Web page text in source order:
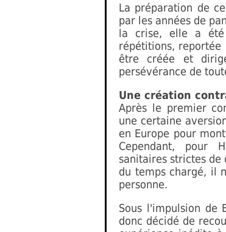
La préparation de
par les années de
la crise, elle a été
répétitions, reportée
être créée et
persévérance de
Une création
Après le premier
une certaine
en Europe pour
Cependant, pour
sanitaires strictes de
du temps chargé, il
personne.
Sous l'impulsion de
donc décidé de